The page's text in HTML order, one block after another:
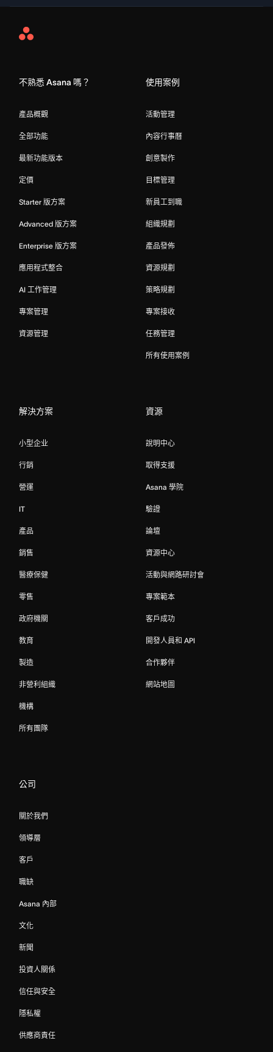
Asana
不熟悉 Asana 嗎？
產品概觀
全部功能
最新功能版本
定價
Starter 版方案
Advanced 版方案
Enterprise 版方案
應用程式整合
AI 工作管理
專案管理
資源管理
使用案例
活動管理
內容行事曆
創意製作
目標管理
新員工到職
組織規劃
產品發佈
資源規劃
策略規劃
專案接收
任務管理
所有使用案例
解決方案
小型企业
行銷
營運
IT
產品
銷售
醫療保健
零售
政府機關
教育
製造
非營利組織
機構
所有團隊
資源
說明中心
取得支援
Asana 學院
驗證
論壇
資源中心
活動與網路研討會
專案範本
客戶成功
開發人員和 API
合作夥伴
網站地圖
公司
關於我們
領導層
客戶
職缺
Asana 內部
文化
新聞
投資人關係
信任與安全
隱私權
供應商責任